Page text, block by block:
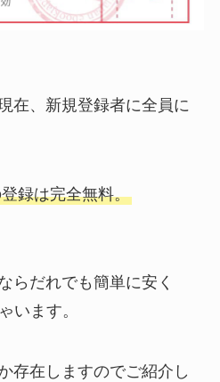
在、新規登録者に全員に
録は完全無料。
らだれでも簡単に安く
います。
存在しますのでご紹介し